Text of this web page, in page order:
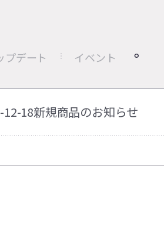
プデート イベント
12-18新規商品のお知らせ